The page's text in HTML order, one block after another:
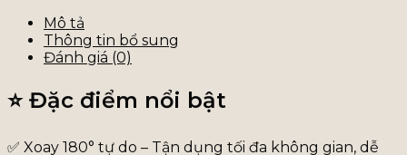
Mô tả
Thông tin bổ sung
Đánh giá (0)
⭐ Đặc điểm nổi bật
✅ Xoay 180° tự do – Tận dụng tối đa không gian, dễ